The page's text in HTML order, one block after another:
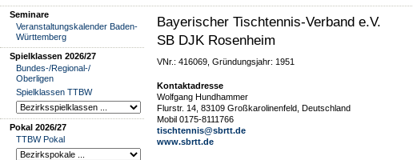
Seminare
Veranstaltungskalender Baden-
Württemberg
Spielklassen 2026/27
Bundes-/Regional-/
Oberligen
Spielklassen TTBW
Pokal 2026/27
TTBW Pokal
Bayerischer Tischtennis-Verband e.V.
SB DJK Rosenheim
VNr.: 416069, Gründungsjahr: 1951
Kontaktadresse
Wolfgang Hundhammer
Flurstr. 14, 83109 Großkarolinenfeld, Deutschland
Mobil 0175-8111766
tischtennis@sbrtt.de
www.sbrtt.de